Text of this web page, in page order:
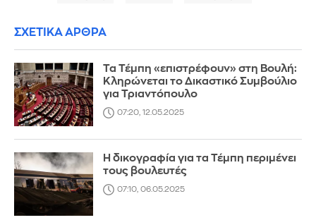
ΣΧΕΤΙΚΑ ΑΡΘΡΑ
Τα Τέμπη «επιστρέφουν» στη Βουλή:
Κληρώνεται το Δικαστικό Συμβούλιο
για Τριαντόπουλο
07:20, 12.05.2025
Η δικογραφία για τα Τέμπη περιμένει
τους βουλευτές
07:10, 06.05.2025